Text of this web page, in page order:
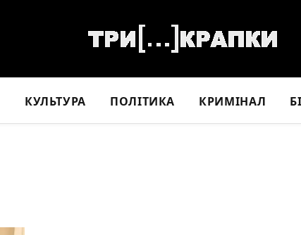
КУЛЬТУРА ПОЛІТИКА КРИМІНАЛ